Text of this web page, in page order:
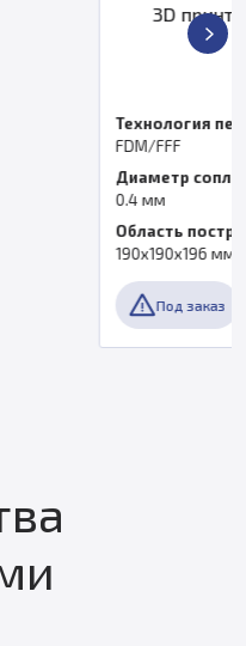
принтер MakerBot Method